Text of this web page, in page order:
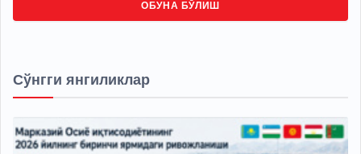
ОБУНА БЎЛИШ
Сўнгги янгиликлар